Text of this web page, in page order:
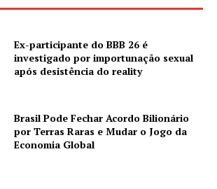
Ex-participante do BBB 26 é
investigado por importunação sexual
após desistência do reality
Brasil Pode Fechar Acordo Bilionário
por Terras Raras e Mudar o Jogo da
Economia Global